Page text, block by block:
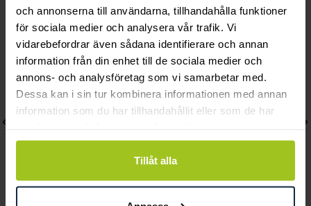
och annonserna till användarna, tillhandahålla funktioner
för sociala medier och analysera vår trafik. Vi
vidarebefordrar även sådana identifierare och annan
information från din enhet till de sociala medier och
annons- och analysföretag som vi samarbetar med.
Dessa kan i sin tur kombinera informationen med annan
information som du har tillhandahållit eller som de har
Tillåt alla